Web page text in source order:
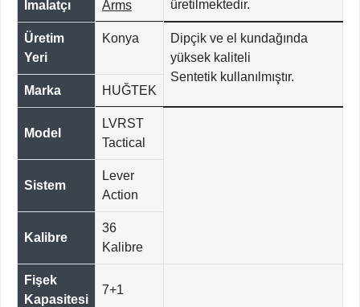
İmalatçı Arms üretilmektedir.
Üretim
Yeri
Konya
Dipçik ve el kundağında
yüksek kaliteli
Sentetik kullanılmıştır.
Marka
HUĞTEK
Model
LVRST
Tactical
Sistem
Lever
Action
Kalibre
36
Kalibre
Fişek
Kapasitesi
7+1